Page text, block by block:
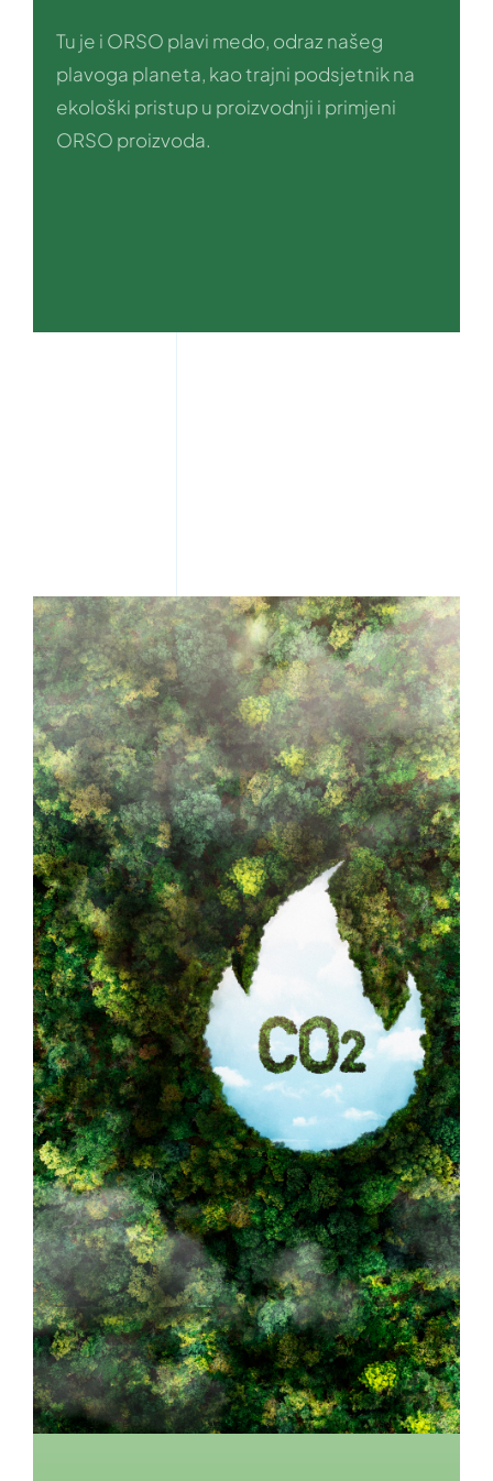
Tu je i ORSO plavi medo, odraz našeg
plavoga planeta, kao trajni podsjetnik na
ekološki pristup u proizvodnji i primjeni
ORSO proizvoda.